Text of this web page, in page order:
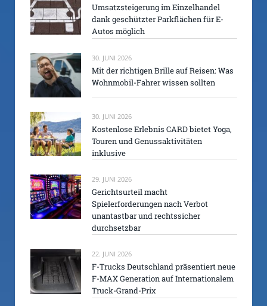
Umsatzsteigerung im Einzelhandel
dank geschützter Parkflächen für E-
Autos möglich
30. JUNI 2026
Mit der richtigen Brille auf Reisen: Was
Wohnmobil-Fahrer wissen sollten
30. JUNI 2026
Kostenlose Erlebnis CARD bietet Yoga,
Touren und Genussaktivitäten
inklusive
29. JUNI 2026
Gerichtsurteil macht
Spielerforderungen nach Verbot
unantastbar und rechtssicher
durchsetzbar
22. JUNI 2026
F-Trucks Deutschland präsentiert neue
F-MAX Generation auf Internationalem
Truck-Grand-Prix